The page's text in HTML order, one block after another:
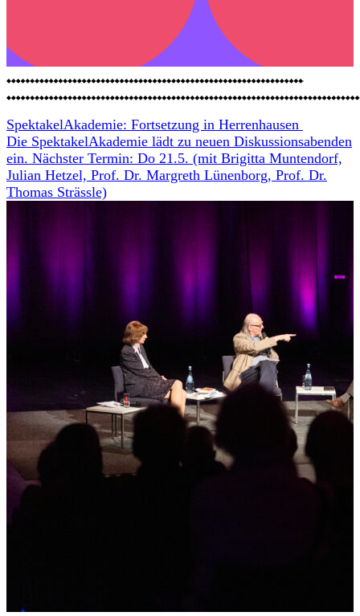
SpektakelAkademie: Fortsetzung in Herrenhausen
Die SpektakelAkademie lädt zu neuen Diskussionsabenden
ein. Nächster Termin: Do 21.5. (mit Brigitta Muntendorf,
Julian Hetzel, Prof. Dr. Margreth Lünenborg, Prof. Dr.
Thomas Strässle)